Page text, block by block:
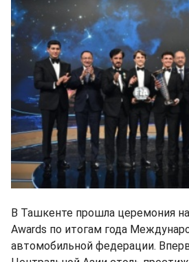
В Ташкенте прошла церемония
Awards по итогам года
автомобильной федерации.